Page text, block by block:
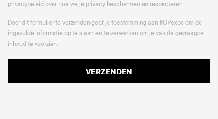
privacybeleid over hoe we je privacy beschermen en respecteren.
Door dit formulier te verzenden geef je toestemming aan KOPexpo om de
ingevulde informatie op te slaan en te verwerken om je van de gevraagde
inhoud te voorzien.